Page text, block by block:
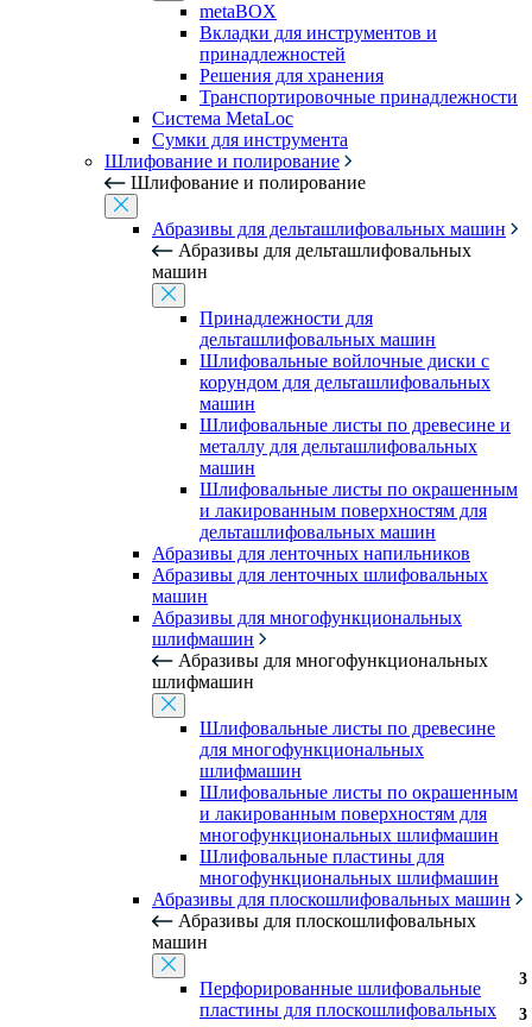
metaBOX
Вкладки для инструментов и
принадлежностей
Решения для хранения
Транспортировочные принадлежности
Система MetaLoc
Сумки для инструмента
Шлифование и полирование
Шлифование и полирование
Абразивы для дельташлифовальных машин
Абразивы для дельташлифовальных
машин
Принадлежности для
дельташлифовальных машин
Шлифовальные войлочные диски с
корундом для дельташлифовальных
машин
Шлифовальные листы по древесине и
металлу для дельташлифовальных
машин
Шлифовальные листы по окрашенным
и лакированным поверхностям для
дельташлифовальных машин
Абразивы для ленточных напильников
Абразивы для ленточных шлифовальных
машин
Абразивы для многофункциональных
шлифмашин
Абразивы для многофункциональных
шлифмашин
Шлифовальные листы по древесине
для многофункциональных
шлифмашин
Шлифовальные листы по окрашенным
и лакированным поверхностям для
многофункциональных шлифмашин
Шлифовальные пластины для
многофункциональных шлифмашин
Абразивы для плоскошлифовальных машин
Абразивы для плоскошлифовальных
машин
Перфорированные шлифовальные
пластины для плоскошлифовальных
3
3
3
3
3
3
3
3
3
3
3
3
3
3
3
3